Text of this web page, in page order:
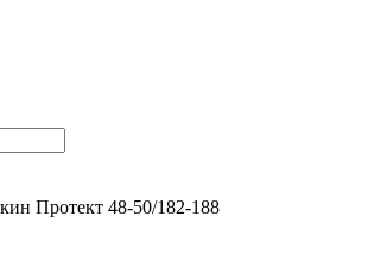
Протект 48-50/182-188